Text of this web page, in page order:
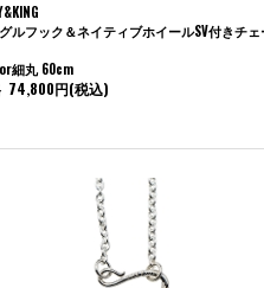
ルフック＆ネイティブホイールSV付きチェ
細丸 60cm
74,800円(税込)